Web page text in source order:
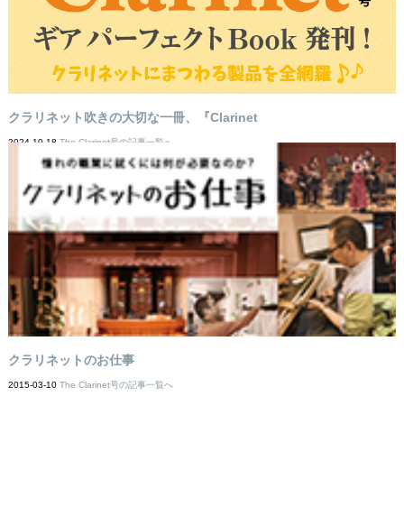
クラリネット吹きの大切な一冊、『Clarinet
2024-10-18 The Clarinet号の記事一覧へ
クラリネットのお仕事
2015-03-10 The Clarinet号の記事一覧へ